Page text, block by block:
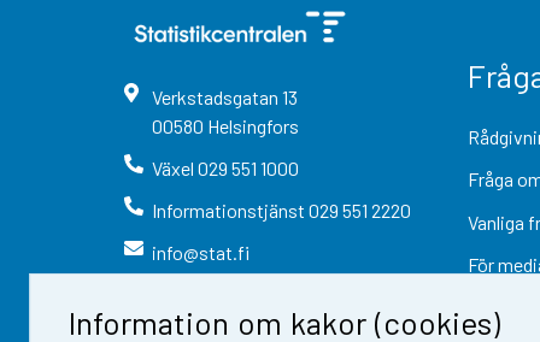
Information om kakor (cookies)
Verkstadsgatan 13
00580 Helsingfors
Växel 029 551 1000
Informationstjänst 029 551 2220
info@stat.fi
Fråga
Vanliga
För